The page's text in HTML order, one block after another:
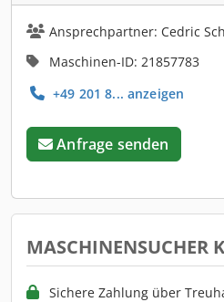
Ansprechpartner: Cedric
Maschinen-ID: 21857783
+49 201 8... anzeigen
Anfrage senden
MASCHINENSUCHER
Sichere Zahlung über